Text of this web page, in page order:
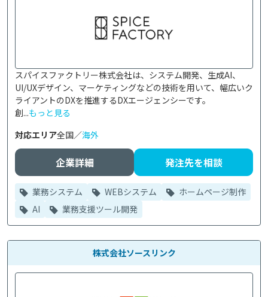
スパイスファクトリー株式会社は、システム開発、生成AI、
UI/UXデザイン、マーケティングなどの技術を用いて、幅広いク
ライアントのDXを推進するDXエージェンシーです。
創...もっと見る
対応エリア全国／海外
企業詳細 発注先を相談
業務システム WEBシステム
ホームページ制作
AI
業務支援ツール開発
株式会社ソースリンク